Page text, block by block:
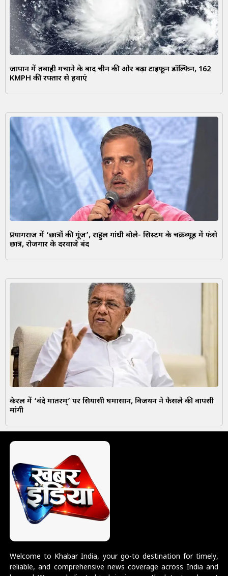
जापान में तबाही मचाने के बाद चीन की ओर बढ़ा टाइफून डॉल्फिन, 162
KMPH की रफ्तार से हवाएं
प्रयागराज में ‘छात्रों की गूंज’, राहुल गांधी बोले- सिस्टम के चक्रव्यूह में फंसे
छात्र, रोजगार के दरवाजे बंद
केरल में ‘वंदे मातरम्’ पर सियासी घमासान, विजयन ने फैसले की वापसी
मांगी
Welcome to Khabar India, your go-to destination for timely,
reliable, and comprehensive news coverage across India and